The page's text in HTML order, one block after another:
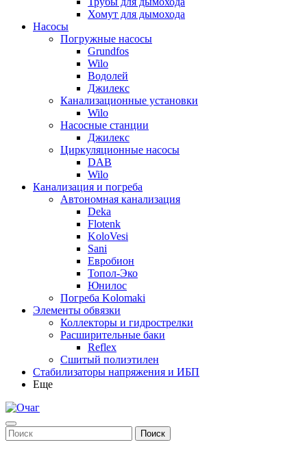
Хомут для дымохода
Насосы
Погружные насосы
Grundfos
Wilo
Водолей
Джилекс
Канализационные установки
Wilo
Насосные станции
Джилекс
Циркуляционные насосы
DAB
Wilo
Канализация и погреба
Автономная канализация
Deka
Flotenk
KoloVesi
Sani
Евробион
Топол-Эко
Юнилос
Погреба Kolomaki
Элементы обвязки
Коллекторы и гидрострелки
Расширительные баки
Reflex
Сшитый полиэтилен
Стабилизаторы напряжения и ИБП
Еще